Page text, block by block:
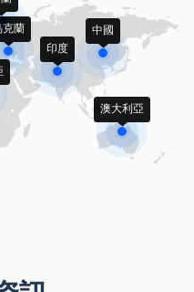
克蘭
印度
中國
澳大利亞